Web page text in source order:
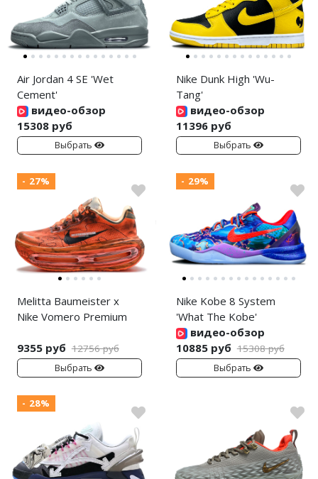
Air Jordan 4 SE 'Wet
Cement'
видео-обзор
15308 руб
Выбрать
Nike Dunk High 'Wu-
Tang'
видео-обзор
11396 руб
Выбрать
- 27%
Melitta Baumeister x
Nike Vomero Premium
9355 руб 12756 руб
Выбрать
- 29%
Nike Kobe 8 System
'What The Kobe'
видео-обзор
10885 руб 15308 руб
Выбрать
- 28%